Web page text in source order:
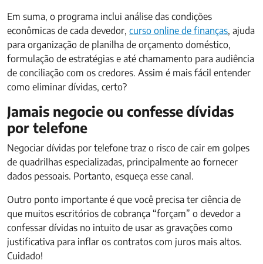
Em suma, o programa inclui análise das condições
econômicas de cada devedor, curso online de finanças, ajuda
para organização de planilha de orçamento doméstico,
formulação de estratégias e até chamamento para audiência
de conciliação com os credores. Assim é mais fácil entender
como eliminar dívidas, certo?
Jamais negocie ou confesse dívidas
por telefone
Negociar dívidas por telefone traz o risco de cair em golpes
de quadrilhas especializadas, principalmente ao fornecer
dados pessoais. Portanto, esqueça esse canal.
Outro ponto importante é que você precisa ter ciência de
que muitos escritórios de cobrança “forçam” o devedor a
confessar dívidas no intuito de usar as gravações como
justificativa para inflar os contratos com juros mais altos.
Cuidado!